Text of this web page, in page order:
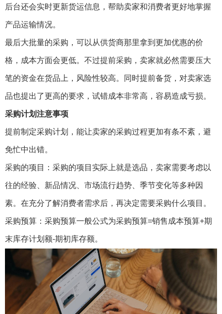
后台还会实时更新货运信息，帮助卖家和消费者更好地掌握
产品运输情况。
最后大批量的采购，可以从供货商那里拿到更加优惠的价
格，成本方面会更低。不过提前采购，卖家就必然需要压大
笔的资金在货品上，风险性较高。同时提前备货，对卖家选
品也提出了更高的要求，试错成本非常高，容易造成亏损。
采购计划注意事项
提前制定采购计划，能让卖家的采购过程更加有条不紊，避
免忙中出错。
采购的项目：采购的项目实际上就是选品，卖家需要考虑以
往的经验、新品情况、市场流行趋势、季节变化等多种因
素。在充分了解消费者需求后，再决定需要采购什么项目。
采购预算：采购预算一般公式为采购预算=销售成本预算+期
末库存计划额-期初库存额。